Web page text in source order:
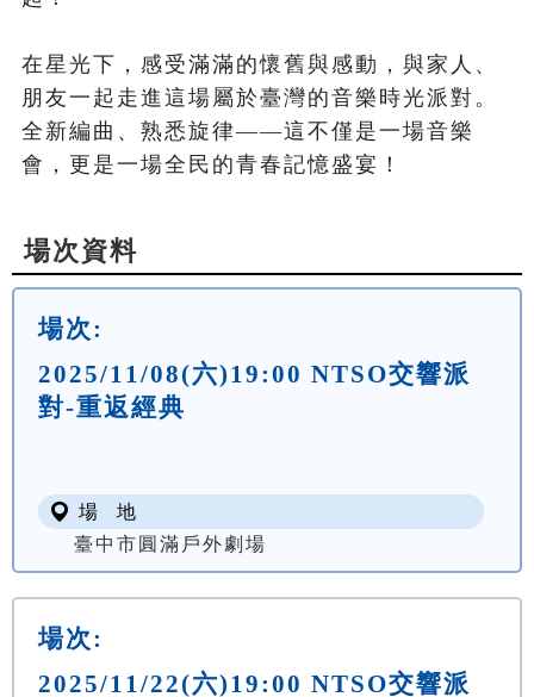
在星光下，感受滿滿的懷舊與感動，與家人、
朋友一起走進這場屬於臺灣的音樂時光派對。
全新編曲、熟悉旋律——這不僅是一場音樂
會，更是一場全民的青春記憶盛宴！
場次資料
場次:
2025/11/08(六)19:00 NTSO交響派
對-重返經典
場 地
臺中市圓滿戶外劇場
場次:
2025/11/22(六)19:00 NTSO交響派